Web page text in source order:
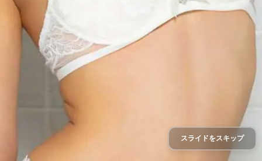
スライドをスキップ